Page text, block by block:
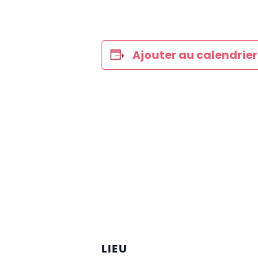
Ajouter au calendrier
LIEU